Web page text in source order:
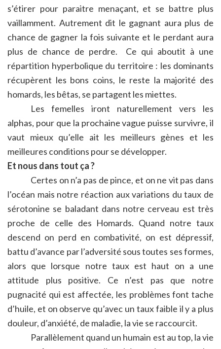
s’étirer pour paraitre menaçant, et se battre plus
vaillamment. Autrement dit le gagnant aura plus de
chance de gagner la fois suivante et le perdant aura
plus de chance de perdre. Ce qui aboutit à une
répartition hyperbolique du territoire : les dominants
récupèrent les bons coins, le reste la majorité des
homards, les bêtas, se partagent les miettes.
Les femelles iront naturellement vers les
alphas, pour que la prochaine vague puisse survivre, il
vaut mieux qu’elle ait les meilleurs gènes et les
meilleures conditions pour se développer.
Et nous dans tout ça ?
Certes on n’a pas de pince, et on ne vit pas dans
l’océan mais notre réaction aux variations du taux de
sérotonine se baladant dans notre cerveau est très
proche de celle des Homards. Quand notre taux
descend on perd en combativité, on est dépressif,
battu d’avance par l’adversité sous toutes ses formes,
alors que lorsque notre taux est haut on a une
attitude plus positive. Ce n’est pas que notre
pugnacité qui est affectée, les problèmes font tache
d’huile, et on observe qu’avec un taux faible il y a plus
douleur, d’anxiété, de maladie, la vie se raccourcit.
Parallèlement quand un humain est au top, la vie